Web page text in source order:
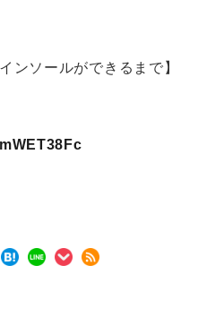
ンソールができるまで】